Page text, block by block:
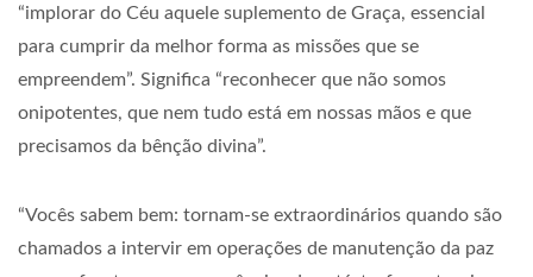
“implorar do Céu aquele suplemento de Graça, essencial
para cumprir da melhor forma as missões que se
empreendem”. Significa “reconhecer que não somos
onipotentes, que nem tudo está em nossas mãos e que
precisamos da bênção divina”.
“Vocês sabem bem: tornam-se extraordinários quando são
chamados a intervir em operações de manutenção da paz